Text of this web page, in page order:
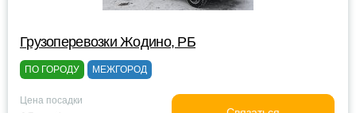
Грузоперевозки Жодино, РБ
ПО ГОРОДУ МЕЖГОРОД
Цена посадки